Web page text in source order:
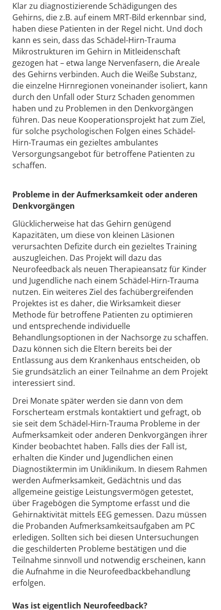
Klar zu diagnostizierende Schädigungen des
Gehirns, die z.B. auf einem MRT-Bild erkennbar sind,
haben diese Patienten in der Regel nicht. Und doch
kann es sein, dass das Schädel-Hirn-Trauma
Mikrostrukturen im Gehirn in Mitleidenschaft
gezogen hat – etwa lange Nervenfasern, die Areale
des Gehirns verbinden. Auch die Weiße Substanz,
die einzelne Hirnregionen voneinander isoliert, kann
durch den Unfall oder Sturz Schaden genommen
haben und zu Problemen in den Denkvorgängen
führen. Das neue Kooperationsprojekt hat zum Ziel,
für solche psychologischen Folgen eines Schädel-
Hirn-Traumas ein gezieltes ambulantes
Versorgungsangebot für betroffene Patienten zu
schaffen.
Probleme in der Aufmerksamkeit oder anderen
Denkvorgängen
Glücklicherweise hat das Gehirn genügend
Kapazitäten, um diese von kleinen Läsionen
verursachten Defizite durch ein gezieltes Training
auszugleichen. Das Projekt will dazu das
Neurofeedback als neuen Therapieansatz für Kinder
und Jugendliche nach einem Schädel-Hirn-Trauma
nutzen. Ein weiteres Ziel des fachübergreifenden
Projektes ist es daher, die Wirksamkeit dieser
Methode für betroffene Patienten zu optimieren
und entsprechende individuelle
Behandlungsoptionen in der Nachsorge zu schaffen.
Dazu können sich die Eltern bereits bei der
Entlassung aus dem Krankenhaus entscheiden, ob
Sie grundsätzlich an einer Teilnahme an dem Projekt
interessiert sind.
Drei Monate später werden sie dann von dem
Forscherteam erstmals kontaktiert und gefragt, ob
sie seit dem Schädel-Hirn-Trauma Probleme in der
Aufmerksamkeit oder anderen Denkvorgängen ihrer
Kinder beobachtet haben. Falls dies der Fall ist,
erhalten die Kinder und Jugendlichen einen
Diagnostiktermin im Uniklinikum. In diesem Rahmen
werden Aufmerksamkeit, Gedächtnis und das
allgemeine geistige Leistungsvermögen getestet,
über Fragebögen die Symptome erfasst und die
Gehirnaktivität mittels EEG gemessen. Dazu müssen
die Probanden Aufmerksamkeitsaufgaben am PC
erledigen. Sollten sich bei diesen Untersuchungen
die geschilderten Probleme bestätigen und die
Teilnahme sinnvoll und notwendig erscheinen, kann
die Aufnahme in die Neurofeedbackbehandlung
erfolgen.
Was ist eigentlich Neurofeedback?